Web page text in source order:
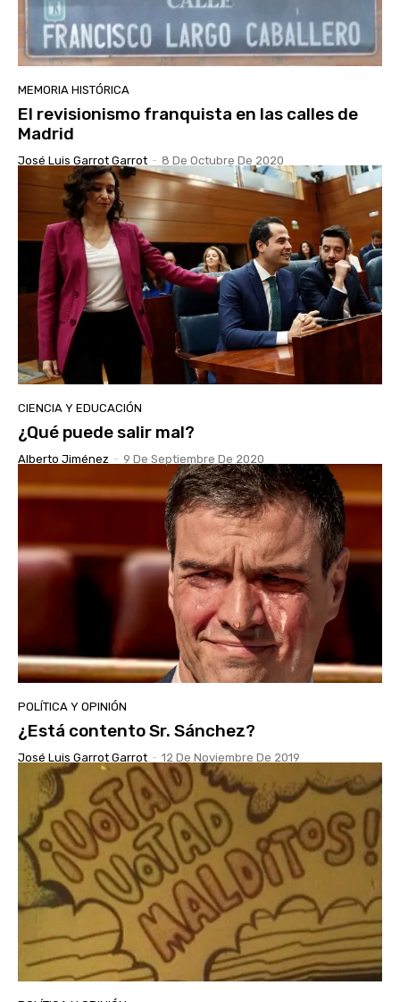
MEMORIA HISTÓRICA
El revisionismo franquista en las calles de
Madrid
José Luis Garrot Garrot - 8 De Octubre De 2020
CIENCIA Y EDUCACIÓN
¿Qué puede salir mal?
Alberto Jiménez - 9 De Septiembre De 2020
POLÍTICA Y OPINIÓN
¿Está contento Sr. Sánchez?
José Luis Garrot Garrot - 12 De Noviembre De 2019